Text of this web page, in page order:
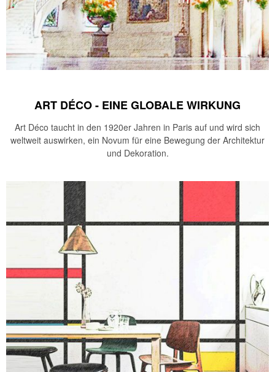
ART DÉCO - EINE GLOBALE WIRKUNG
Art Déco taucht in den 1920er Jahren in Paris auf und wird sich
weltweit auswirken, ein Novum für eine Bewegung der Architektur
und Dekoration.